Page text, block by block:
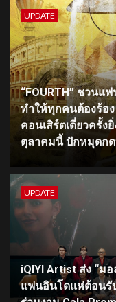
UPDATE
“FOURTH” ชวนแ
ทำให้ทุกคนต้องร้อง
คอนเสิร์ตเดี่ยวครั้ง
ตุลาคมนี้ ปักหมุดก
UPDATE
iQIYI Artist ส่ง “ม
แฟนอินโดแห่ต้อนรั